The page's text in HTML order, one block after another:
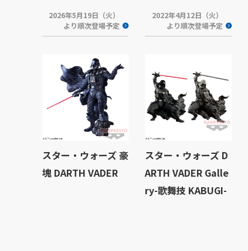
2026年5月19日（火）
より順次登場予定
2022年4月12日（火）
より順次登場予定
スター・ウォーズ 豪
塊 DARTH VADER
スター・ウォーズ D
ARTH VADER Galle
ry-歌舞技 KABUGI-